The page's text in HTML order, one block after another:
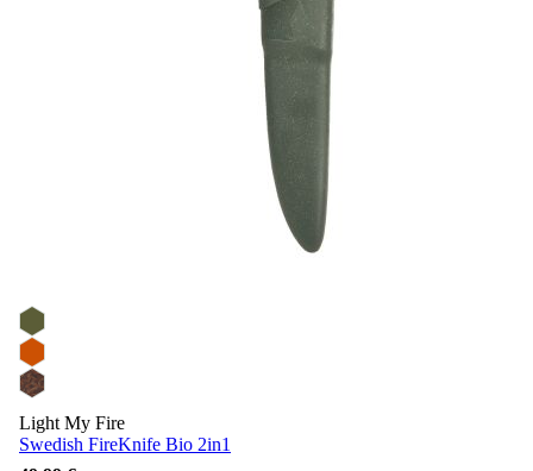
Light My Fire
Swedish FireKnife Bio 2in1